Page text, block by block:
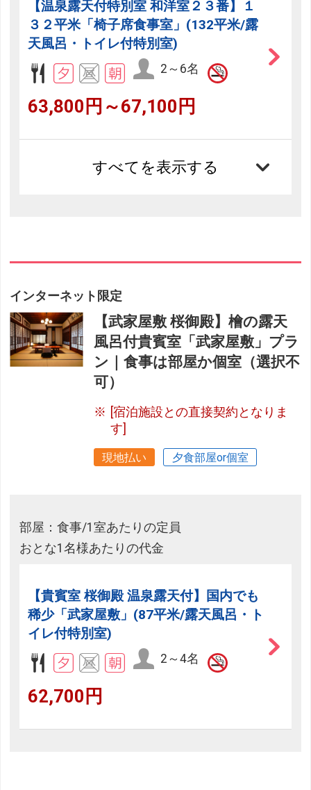
【温泉露天付特別室 和洋室２３番】１
３２平米「椅子席食事室」(132平米/露
天風呂・トイレ付特別室)
2～6名
63,800円～67,100円
すべてを表示する
インターネット限定
【武家屋敷 桜御殿】檜の露天
風呂付貴賓室「武家屋敷」プラ
ン｜食事は部屋か個室（選択不
可）
[宿泊施設との直接契約となりま
す]
現地払い 夕食部屋or個室
部屋：食事/1室あたりの定員
おとな1名様あたりの代金
【貴賓室 桜御殿 温泉露天付】国内でも
稀少「武家屋敷」(87平米/露天風呂・ト
イレ付特別室)
2～4名
62,700円